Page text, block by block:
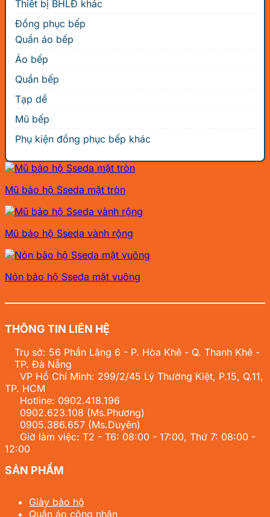
Thiết bị BHLĐ khác
Đồng phục bếp
Quần áo bếp
Áo bếp
Quần bếp
Tạp dề
Mũ bếp
Phụ kiện đồng phục bếp khác
Mũ bảo hộ Sseda mặt tròn
Mũ bảo hộ Sseda vành rộng
Nón bảo hộ Sseda mặt vuông
THÔNG TIN LIÊN HỆ
Trụ sở: 56 Phần Lăng 6 - P. Hòa Khê - Q. Thanh Khê -
TP. Đà Nẵng
VP Hồ Chí Minh: 299/2/45 Lý Thường Kiệt, P.15, Q.11,
TP. HCM
Hotline: 0902.418.196
0902.623.108 (Ms.Phương)
0905.386.657 (Ms.Duyên)
Giờ làm việc: T2 - T6: 08:00 - 17:00, Thứ 7: 08:00 -
12:00
SẢN PHẨM
Giày bảo hộ
Quần áo công nhân